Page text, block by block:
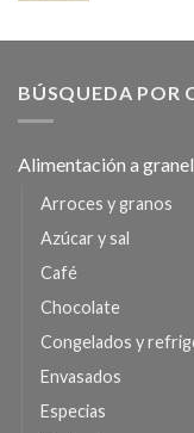
BÚSQUEDA POR
Alimentación a granel
Arroces y granos
Azúcar y sal
Café
Chocolate
Congelados y
Envasados
Especias